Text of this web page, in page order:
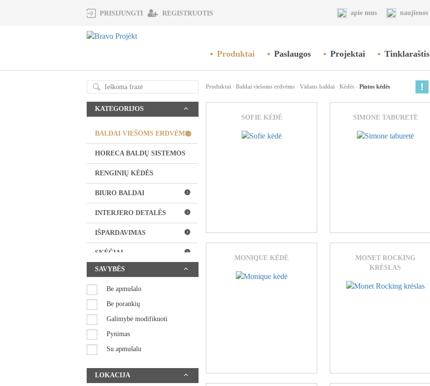
PRISIJUNGTI REGISTRUOTIS apie mus naujienos
Produktai Paslaugos Projektai Tinklaraštis
Produktai > Baldai viešoms erdvėms > Vidaus baldai > Kėdės > Pintos kėdės
KATEGORIJOS
BALDAI VIEŠOMS ERDVĖMS
HORECA BALDŲ SISTEMOS
RENGINIŲ KĖDĖS
BIURO BALDAI
INTERJERO DETALĖS
IŠPARDAVIMAS
SKĖČIAI
SAVYBĖS
Be apmušalo
Be porankių
Galimybė modifikuoti
Pynimas
Su apmušalu
Sumaunamos kėdės
LOKACIJA
SOFIE KĖDĖ SIMONE TABURETĖ
MONIQUE KĖDĖ
MONET ROCKING
KRĖSLAS